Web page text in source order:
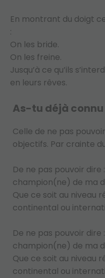
En montrant du doigt
:
On les bride.
On les freine.
Jusqu’à ce qu’ils
en leurs rêves.
As-tu déjà
Celle de ne pas
objectifs. Par crainte
De ne pas pouvoir dire
champion(ne) de ma
Que ce soit au niveau
continental ou
De ne pas pouvoir dire
champion(ne) de ma
Que ce soit au niveau
continental ou